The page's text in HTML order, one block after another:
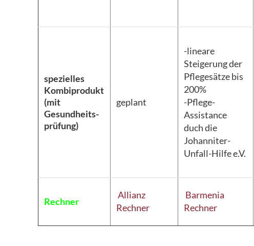
spezielles
Kombiprodukt
(mit
Gesundheits-
prüfung)
geplant
-lineare
Steigerung der
Pflegesätze bis
200%
-Pflege-
Assistance
duch die
Johanniter-
Unfall-Hilfe e.V.
Rechner
Allianz
Rechner
Barmenia
Rechner